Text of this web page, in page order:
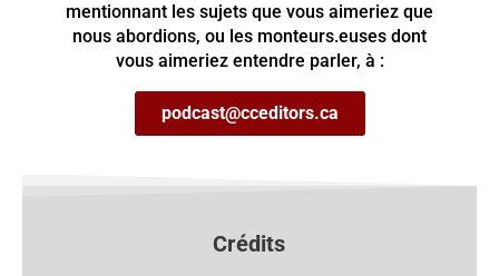
mentionnant les sujets que vous aimeriez que
nous abordions, ou les monteurs.euses dont
vous aimeriez entendre parler, à :
podcast@cceditors.ca
Crédits